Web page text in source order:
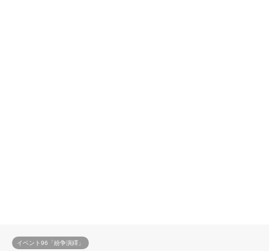
イベント96「紛争演繹」